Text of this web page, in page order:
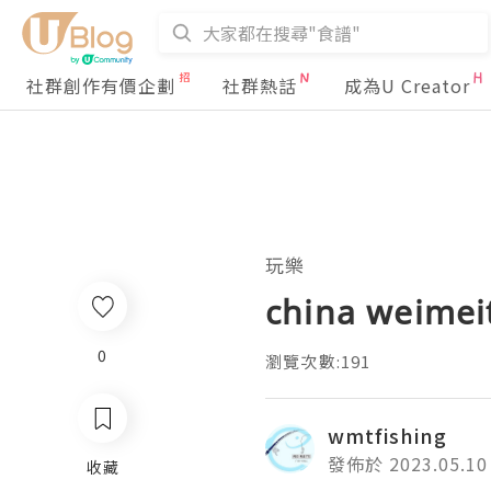
社群創作有價企劃 社群熱話 成為U Creator
玩樂
china
瀏覽次數:191
wmtfishing
發佈於 2023.05.10
0
收藏